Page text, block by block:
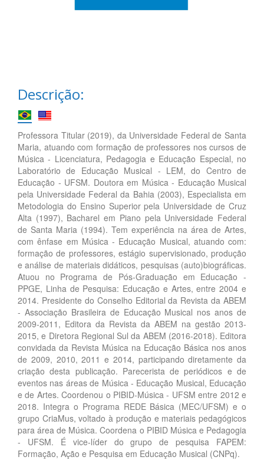
Descrição:
Professora Titular (2019), da Universidade Federal de Santa
Maria, atuando com formação de professores nos cursos de
Música - Licenciatura, Pedagogia e Educação Especial, no
Laboratório de Educação Musical - LEM, do Centro de
Educação - UFSM. Doutora em Música - Educação Musical
pela Universidade Federal da Bahia (2003), Especialista em
Metodologia do Ensino Superior pela Universidade de Cruz
Alta (1997), Bacharel em Piano pela Universidade Federal
de Santa Maria (1994). Tem experiência na área de Artes,
com ênfase em Música - Educação Musical, atuando com:
formação de professores, estágio supervisionado, produção
e análise de materiais didáticos, pesquisas (auto)biográficas.
Atuou no Programa de Pós-Graduação em Educação -
PPGE, Linha de Pesquisa: Educação e Artes, entre 2004 e
2014. Presidente do Conselho Editorial da Revista da ABEM
- Associação Brasileira de Educação Musical nos anos de
2009-2011, Editora da Revista da ABEM na gestão 2013-
2015, e Diretora Regional Sul da ABEM (2016-2018). Editora
convidada da Revista Música na Educação Básica nos anos
de 2009, 2010, 2011 e 2014, participando diretamente da
criação desta publicação. Parecerista de periódicos e de
eventos nas áreas de Música - Educação Musical, Educação
e de Artes. Coordenou o PIBID-Música - UFSM entre 2012 e
2018. Integra o Programa REDE Básica (MEC/UFSM) e o
grupo CriaMus, voltado à produção e materiais pedagógicos
para área de Música. Coordena o PIBID Música e Pedagogia
- UFSM. É vice-líder do grupo de pesquisa FAPEM:
Formação, Ação e Pesquisa em Educação Musical (CNPq).